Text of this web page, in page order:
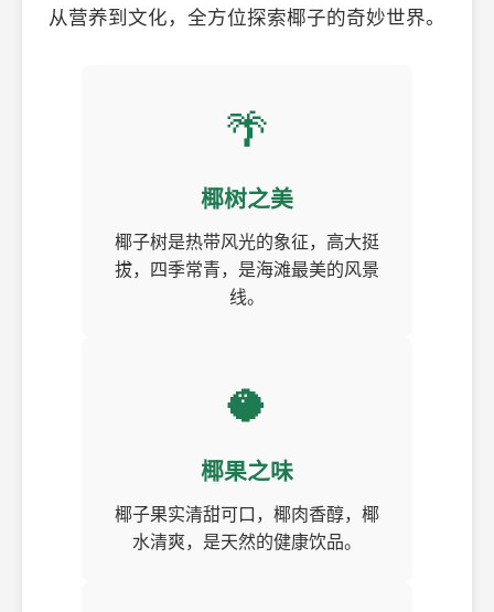
从营养到文化，全方位探索椰子的奇妙世界。
🌴
椰树之美
椰子树是热带风光的象征，高大挺
拔，四季常青，是海滩最美的风景
线。
🥥
椰果之味
椰子果实清甜可口，椰肉香醇，椰
水清爽，是天然的健康饮品。